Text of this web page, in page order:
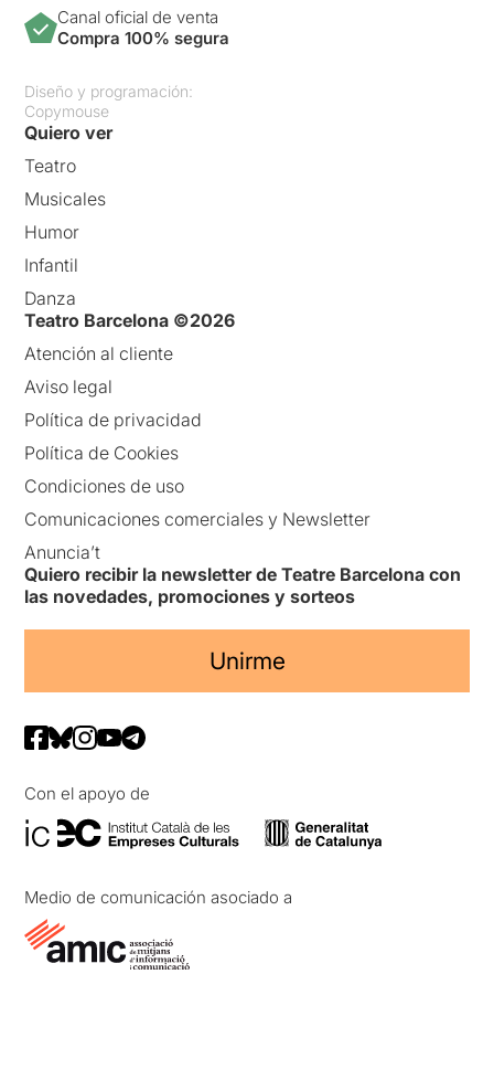
Canal oficial de venta
Compra 100% segura
Diseño y programación:
Copymouse
Quiero ver
Teatro
Musicales
Humor
Infantil
Danza
Teatro Barcelona ©2026
Atención al cliente
Aviso legal
Política de privacidad
Política de Cookies
Condiciones de uso
Comunicaciones comerciales y Newsletter
Anuncia’t
Quiero recibir la newsletter de Teatre Barcelona con
las novedades, promociones y sorteos
Unirme
Con el apoyo de
Medio de comunicación asociado a